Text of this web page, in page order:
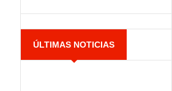
ÚLTIMAS NOTICIAS